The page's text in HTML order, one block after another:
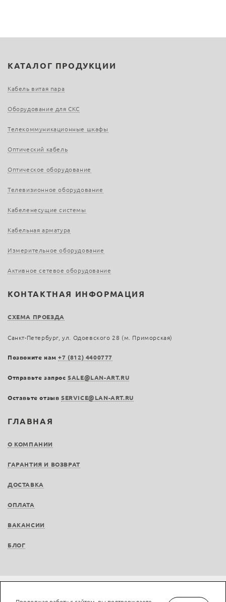
ГЛАВНАЯ
О КОМПАНИИ
ГАРАНТИЯ И ВОЗВРАТ
ДОСТАВКА
ОПЛАТА
ВАКАНСИИ
БЛОГ
КАТАЛОГ ПРОДУКЦИИ
Кабель витая пара
Оборудование для СКС
Телекоммуникационные шкафы
Оптический кабель
Оптическое оборудование
Телевизионное оборудование
Кабеленесущие системы
Кабельная арматура
Измерительное оборудование
Активное сетевое оборудование
КОНТАКТНАЯ ИНФОРМАЦИЯ
СХЕМА ПРОЕЗДА
Санкт-Петербург, ул. Одоевского 28 (м. Приморская)
Позвоните нам+7 (812) 4400777
Отправьте запросSALE@LAN-ART.RU
Оставьте отзыв SERVICE@LAN-ART.RU
Не является публичной офертой © LAN-art.ru, 2013—2026. Все права защищены.